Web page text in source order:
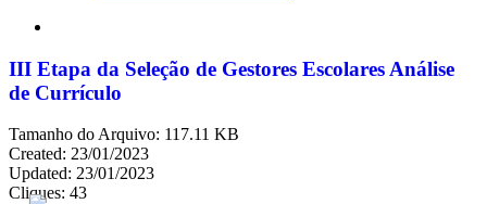
III Etapa da Seleção de Gestores Escolares Análise
de Currículo
Tamanho do Arquivo: 117.11 KB
Created: 23/01/2023
Updated: 23/01/2023
Cliques: 43